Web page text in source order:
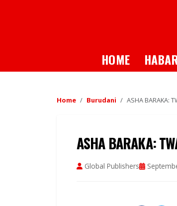
HOME
Home Burudani ASHA BARAKA:
ASHA BARAKA:
Global Publishers